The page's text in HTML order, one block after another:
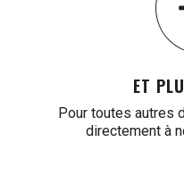
ET
Pour toutes autres
directement à